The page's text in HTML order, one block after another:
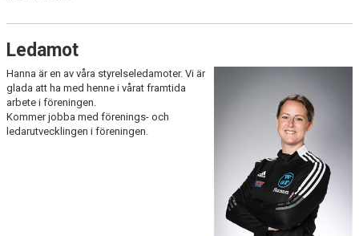
Ledamot
Hanna är en av våra styrelseledamoter. Vi är
glada att ha med henne i vårat framtida
arbete i föreningen.
Kommer jobba med förenings- och
ledarutvecklingen i föreningen.